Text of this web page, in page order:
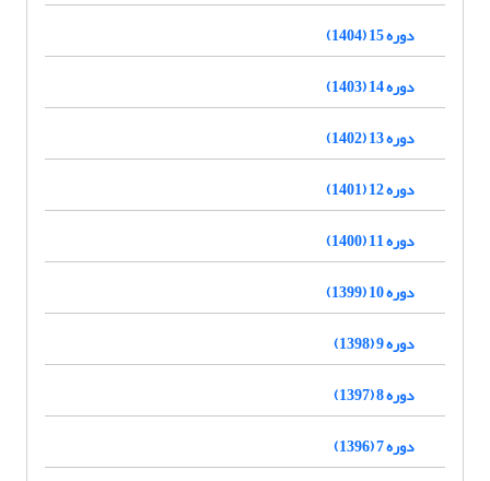
دوره 15 (1404)
دوره 14 (1403)
دوره 13 (1402)
دوره 12 (1401)
دوره 11 (1400)
دوره 10 (1399)
دوره 9 (1398)
دوره 8 (1397)
دوره 7 (1396)